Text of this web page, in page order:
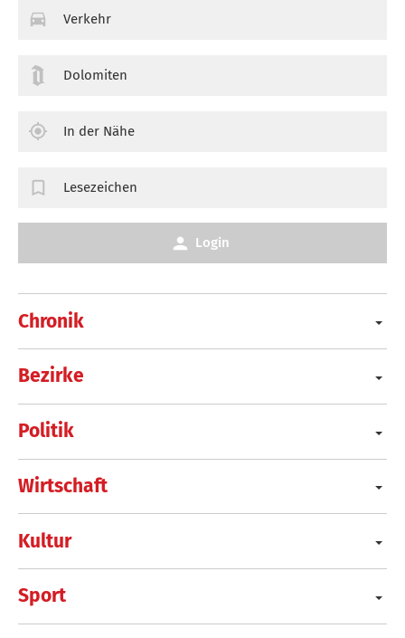
Chronik
Bezirke
Politik
Wirtschaft
Kultur
Sport
Verkehr
Dolomiten
In der Nähe
Lesezeichen
Login